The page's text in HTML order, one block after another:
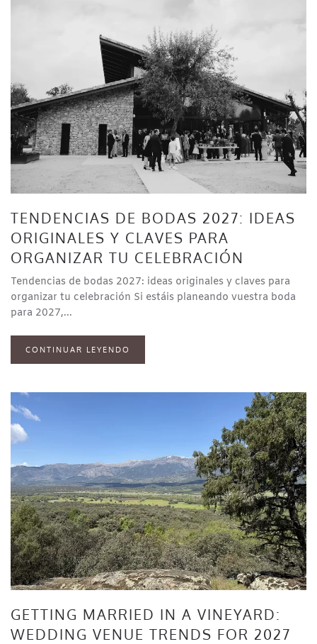
TENDENCIAS DE BODAS 2027: IDEAS
ORIGINALES Y CLAVES PARA
ORGANIZAR TU CELEBRACIÓN
Tendencias de bodas 2027: ideas originales y claves para
organizar tu celebración Si estáis planeando vuestra boda
para 2027,...
CONTINUAR LEYENDO
GETTING MARRIED IN A VINEYARD:
WEDDING VENUE TRENDS FOR 2027